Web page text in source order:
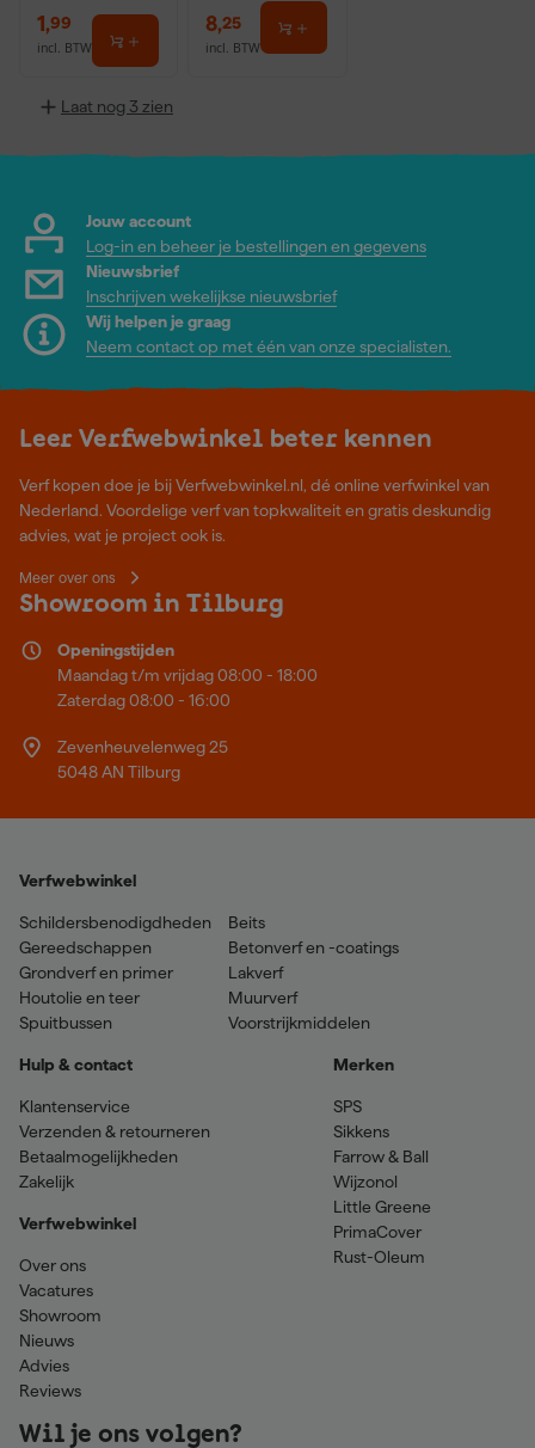
1,99
incl. BTW
8,25
incl. BTW
Laat nog 3 zien
Jouw account
Log-in en beheer je bestellingen en gegevens
Nieuwsbrief
Inschrijven wekelijkse nieuwsbrief
Wij helpen je graag
Neem contact op met één van onze specialisten.
Leer Verfwebwinkel beter kennen
Verf kopen doe je bij Verfwebwinkel.nl, dé online verfwinkel van
Nederland. Voordelige verf van topkwaliteit en gratis deskundig
advies, wat je project ook is.
Meer over ons
Showroom in Tilburg
Openingstijden
Maandag t/m vrijdag 08:00 - 18:00
Zaterdag 08:00 - 16:00
Zevenheuvelenweg 25
5048 AN Tilburg
Verfwebwinkel
Schildersbenodigdheden
Gereedschappen
Grondverf en primer
Houtolie en teer
Spuitbussen
Beits
Betonverf en -coatings
Lakverf
Muurverf
Voorstrijkmiddelen
Hulp & contact
Klantenservice
Verzenden & retourneren
Betaalmogelijkheden
Zakelijk
Verfwebwinkel
Over ons
Vacatures
Showroom
Nieuws
Advies
Reviews
Merken
SPS
Sikkens
Farrow & Ball
Wijzonol
Little Greene
PrimaCover
Rust-Oleum
Wil je ons volgen?